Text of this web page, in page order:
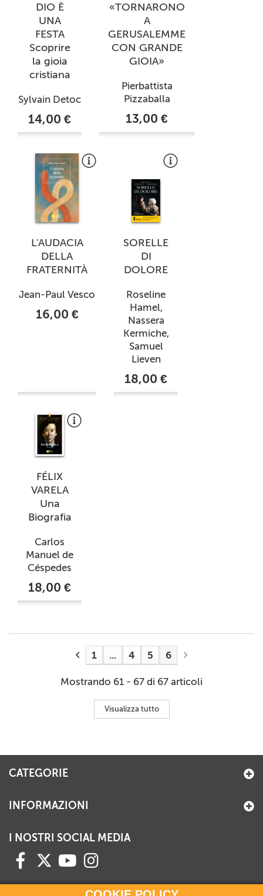
DIO È
UNA
FESTA
Scoprire
la gioia
cristiana
Sylvain Detoc
14,00 €
«TORNARONO
A
GERUSALEMME
CON GRANDE
GIOIA»
Pierbattista
Pizzaballa
13,00 €
L'AUDACIA
DELLA
FRATERNITÀ
Jean-Paul Vesco
16,00 €
SORELLE
DI
DOLORE
Roseline
Hamel,
Nassera
Kermiche,
Samuel
Lieven
18,00 €
FÉLIX
VARELA
Una
Biografia
Carlos
Manuel de
Céspedes
18,00 €
1 ... 4 5 6
Mostrando 61 - 67 di 67 articoli
Visualizza tutto
CATEGORIE
INFORMAZIONI
I NOSTRI SOCIAL MEDIA